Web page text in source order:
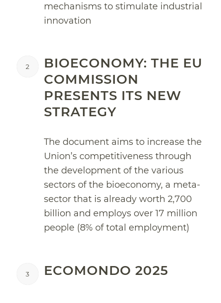
mechanisms to stimulate industrial
innovation
2
BIOECONOMY: THE EU
COMMISSION
PRESENTS ITS NEW
STRATEGY
The document aims to increase the
Union’s competitiveness through
the development of the various
sectors of the bioeconomy, a meta-
sector that is already worth 2,700
billion and employs over 17 million
people (8% of total employment)
3 ECOMONDO 2025